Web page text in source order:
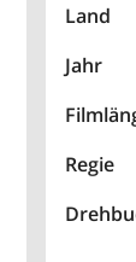
Land
Jahr
Regie